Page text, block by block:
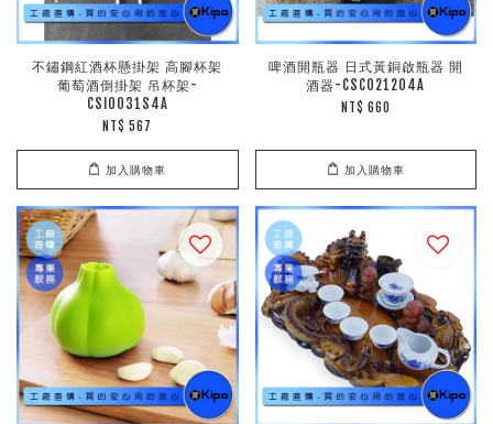
不鏽鋼紅酒杯懸掛架 高腳杯架
葡萄酒倒掛架 吊杯架-
CSI0031S4A
NT$ 567
加入購物車
啤酒開瓶器 日式黃銅啟瓶器 開
酒器-CSC021204A
NT$ 660
加入購物車